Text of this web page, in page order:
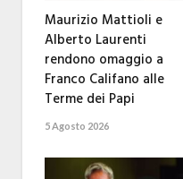
Maurizio Mattioli e
Alberto Laurenti
rendono omaggio a
Franco Califano alle
Terme dei Papi
5 Agosto 2026